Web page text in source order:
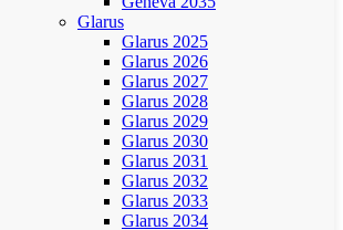
Glarus
Glarus 2025
Glarus 2026
Glarus 2027
Glarus 2028
Glarus 2029
Glarus 2030
Glarus 2031
Glarus 2032
Glarus 2033
Glarus 2034